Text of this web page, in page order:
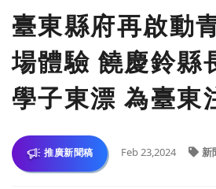
臺東縣府再啟動
場體驗 饒慶鈴縣
學子東漂 為臺東
推廣新聞稿 Feb 23,2024 新